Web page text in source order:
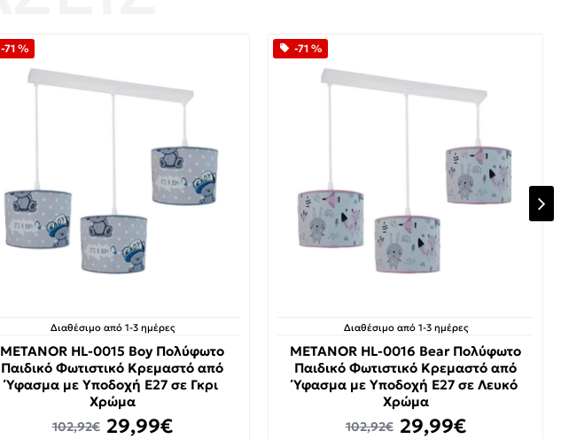
-71 %
Διαθέσιμο από 1-3 ημέρες
METANOR HL-0015 Boy Πολύφωτο
Παιδικό Φωτιστικό Κρεμαστό από
Ύφασμα με Υποδοχή E27 σε Γκρι
Χρώμα
29,99€
102,92€
-71 %
Διαθέσιμο από 1-3 ημέρες
METANOR HL-0016 Bear Πολύφωτο
Παιδικό Φωτιστικό Κρεμαστό από
Ύφασμα με Υποδοχή E27 σε Λευκό
Χρώμα
29,99€
102,92€